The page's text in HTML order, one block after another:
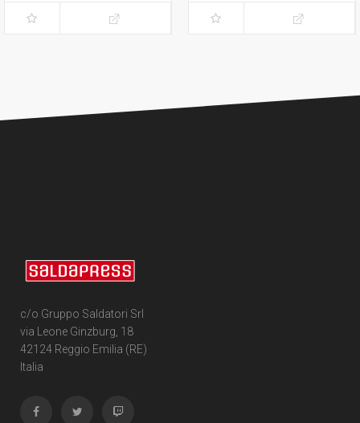
c/o Gruppo Saldatori Srl
via Leone Ginzburg, 18
42124 Reggio Emilia (RE)
Italia